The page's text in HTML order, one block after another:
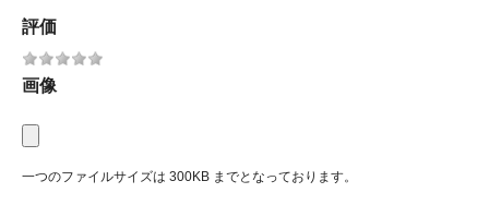
評価
画像
一つのファイルサイズは 300KB までとなっております。